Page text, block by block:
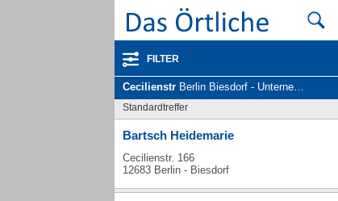
FILTER
Cecilienstr Berlin Biesdorf - Unternehmen und Personen
Standardtreffer
Bartsch Heidemarie
Cecilienstr. 166
12683 Berlin - Biesdorf